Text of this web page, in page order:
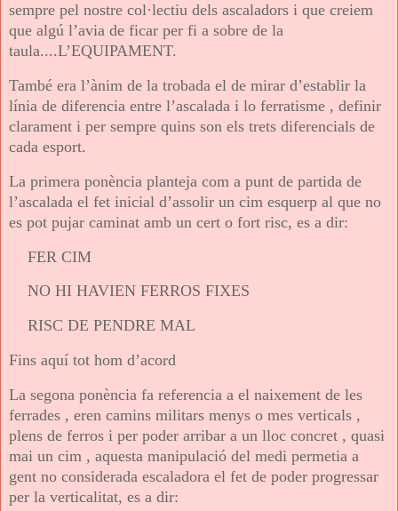
sempre pel nostre col·lectiu dels ascaladors i que creiem
que algú l’avia de ficar per fi a sobre de la
taula....L’EQUIPAMENT.
També era l’ànim de la trobada el de mirar d’establir la
línia de diferencia entre l’ascalada i lo ferratisme , definir
clarament i per sempre quins son els trets diferencials de
cada esport.
La primera ponència planteja com a punt de partida de
l’ascalada el fet inicial d’assolir un cim esquerp al que no
es pot pujar caminat amb un cert o fort risc, es a dir:
FER CIM
NO HI HAVIEN FERROS FIXES
RISC DE PENDRE MAL
Fins aquí tot hom d’acord
La segona ponència fa referencia a el naixement de les
ferrades , eren camins militars menys o mes verticals ,
plens de ferros i per poder arribar a un lloc concret , quasi
mai un cim , aquesta manipulació del medi permetia a
gent no considerada escaladora el fet de poder progressar
per la verticalitat, es a dir: